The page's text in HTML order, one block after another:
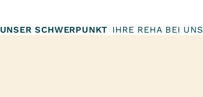
UNSER SCHWERPUNKT IHRE REHA BEI UNS